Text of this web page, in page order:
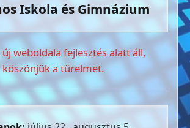
Iskola és Gimnázium
weboldala fejlesztés alatt áll,
köszönjük a türelmet.